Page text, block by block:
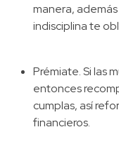
manera,
indisciplina te
Prémiate. Si las
entonces
cumplas, así
financieros.